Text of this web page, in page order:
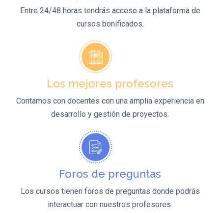
Entre 24/48 horas tendrás acceso a la plataforma de
cursos bonificados.
Los mejores profesores
Contamos con docentes con una amplia experiencia en
desarrollo y gestión de proyectos.
Foros de preguntas
Los cursos tienen foros de preguntas donde podrás
interactuar con nuestros profesores.